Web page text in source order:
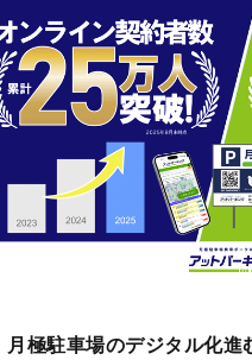
月極駐車場のデジタル化